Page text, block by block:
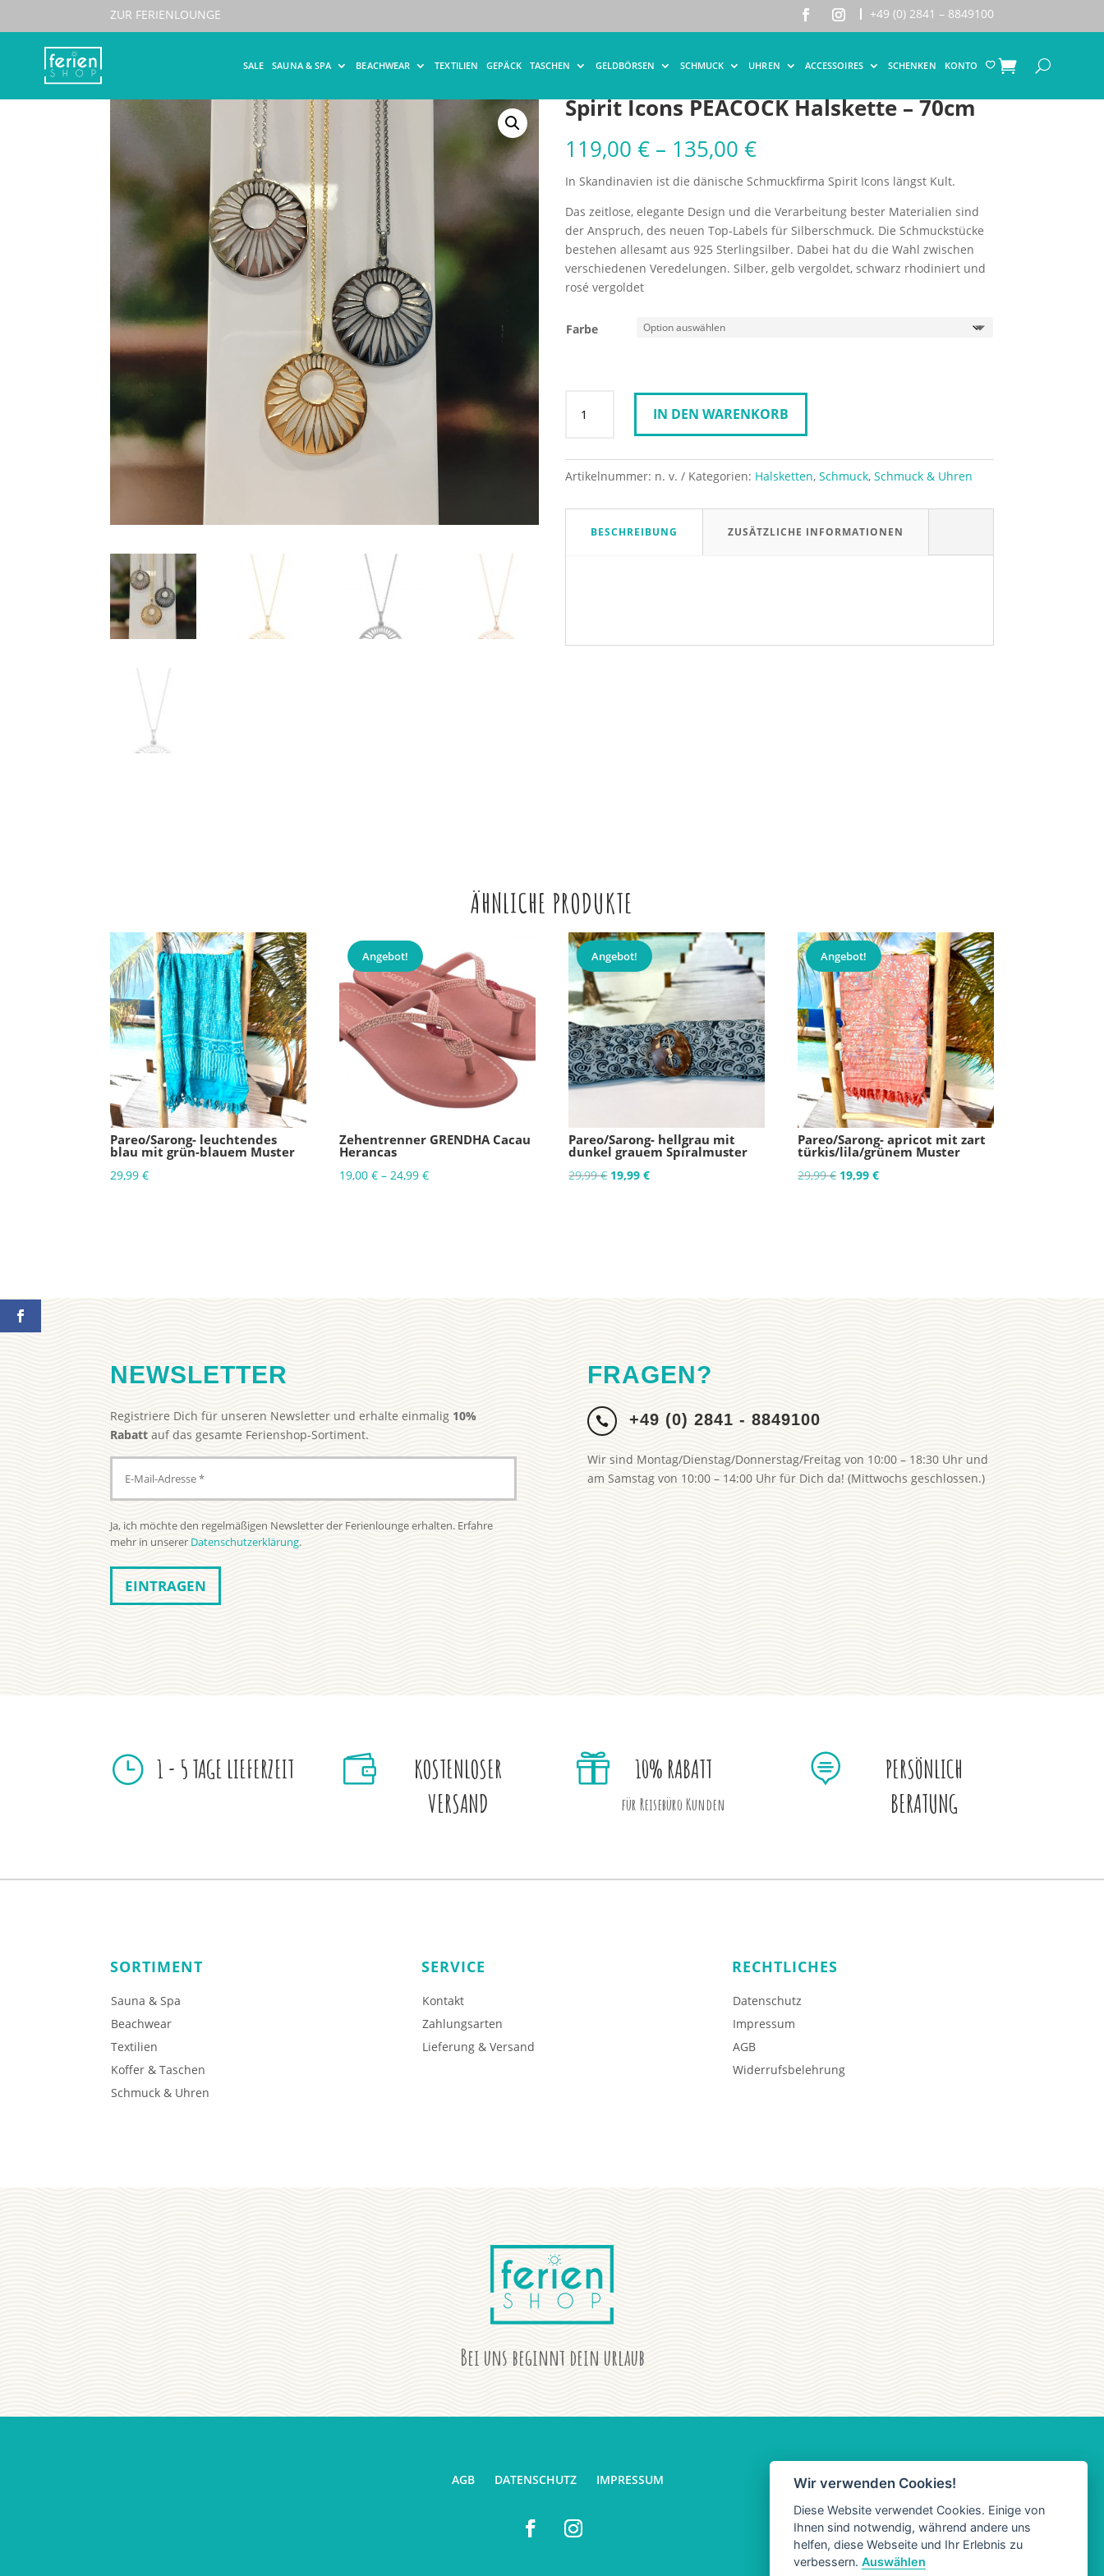
ZUR FERIENLOUNGE +49 (0) 2841 – 8849100
SALE SAUNA & SPA BEACHWEAR TEXTILIEN GEPÄCK TASCHEN GELDBÖRSEN SCHMUCK UHREN ACCESSOIRES SCHENKEN KONTO 
Spirit Icons PEACOCK Halskette – 70cm
119,00€ – 135,00€
In Skandinavien ist die dänische Schmuckfirma Spirit Icons längst Kult.
Das zeitlose, elegante Design und die Verarbeitung bester Materialien sind
der Anspruch, des neuen Top-Labels für Silberschmuck. Die Schmuckstücke
bestehen allesamt aus 925 Sterlingsilber. Dabei hat du die Wahl zwischen
verschiedenen Veredelungen. Silber, gelb vergoldet, schwarz rhodiniert und
rosé vergoldet
Farbe
Icons
Halskette
-
Menge
IN DEN WARENKORB
Artikelnummer: n. v. Kategorien: Halsketten,Schmuck,Schmuck & Uhren
BESCHREIBUNG ZUSÄTZLICHE INFORMATIONEN
ÄHNLICHE PRODUKTE
Pareo/Sarong- leuchtendes
blau mit grün-blauem Muster
29,99€
Angebot!
Zehentrenner GRENDHA Cacau
Herancas
19,00€ –24,99€
Angebot!
Pareo/Sarong- hellgrau mit
dunkel grauem Spiralmuster
29,99€ Ursprünglicher
19,99€Aktueller
Angebot!
Pareo/Sarong- apricot mit zart
türkis/lila/grünem Muster
29,99€ Ursprünglicher
19,99€Aktueller
NEWSLETTER
Registriere Dich für unseren Newsletter und erhalte einmalig 10%
Rabatt auf das gesamte Ferienshop-Sortiment.
Ja, ich möchte den regelmäßigen Newsletter der Ferienlounge erhalten. Erfahre
mehr in unserer Datenschutzerklärung.
FRAGEN?
 +49 (0) 2841 - 8849100
Wir sind Montag/Dienstag/Donnerstag/Freitag von 10:00 – 18:30 Uhr und
am Samstag von 10:00 – 14:00 Uhr für Dich da! (Mittwochs geschlossen.)
} 1 - 5 TAGE LIEFERZEIT 
KOSTENLOSER
VERSAND
 10% RABATT
für Reisebüro Kunden

PERSÖNLICH
BERATUNG
SORTIMENT
Sauna & Spa
Beachwear
Textilien
Koffer & Taschen
Schmuck & Uhren
SERVICE
Kontakt
Zahlungsarten
Lieferung & Versand
RECHTLICHES
Datenschutz
Impressum
AGB
Widerrufsbelehrung
Bei uns beginnt dein urlaub
AGB DATENSCHUTZ IMPRESSUM Wir verwenden Cookies!
Diese Website verwendet Cookies. Einige von
Ihnen sind notwendig, während andere uns
helfen, diese Webseite und Ihr Erlebnis zu
verbessern. Auswählen